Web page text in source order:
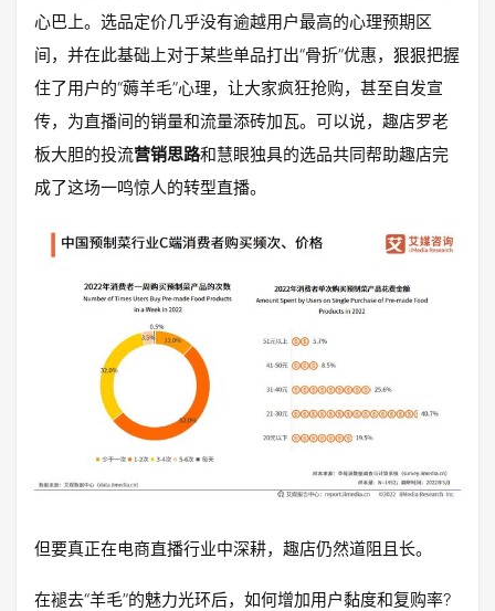
心巴上。选品定价几乎没有逾越用户最高的心理预期区
间，并在此基础上对于某些单品打出“骨折”优惠，狠狠把握
住了用户的“薅羊毛”心理，让大家疯狂抢购，甚至自发宣
传，为直播间的销量和流量添砖加瓦。可以说，趣店罗老
板大胆的投流营销思路和慧眼独具的选品共同帮助趣店完
成了这场一鸣惊人的转型直播。
但要真正在电商直播行业中深耕，趣店仍然道阻且长。
在褪去“羊毛”的魅力光环后，如何增加用户黏度和复购率?